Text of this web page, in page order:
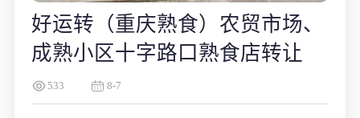
好运转（重庆熟食）农贸市场、
成熟小区十字路口熟食店转让
533 8-7